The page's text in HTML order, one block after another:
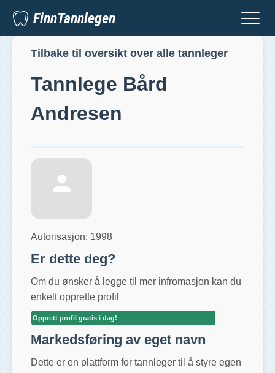
FinnTannlegen
Tilbake til oversikt over alle tannleger
Tannlege Bård
Andresen
Autorisasjon: 1998
Er dette deg?
Om du ønsker å legge til mer infromasjon kan du
enkelt opprette profil
Opprett profil gratis i dag!
Markedsføring av eget navn
Dette er en plattform for tannleger til å styre egen